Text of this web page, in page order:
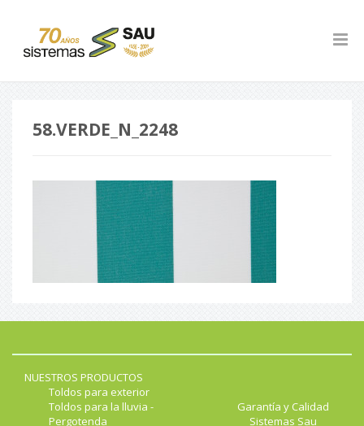
58.VERDE_N_2248
NUESTROS PRODUCTOS
Toldos para exterior
Toldos para la lluvia -
Pergotenda
Garantía y Calidad
Sistemas Sau